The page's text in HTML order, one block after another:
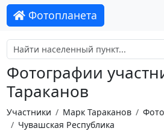
Фотопланета
Фотографии
Тараканов
Участники Марк Тараканов
Чувашская Республика